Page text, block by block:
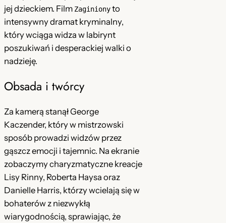
1
9
9
5
)
V
[
L
e
k
t
o
r
P
L
jej dzieckiem. Film Zaginionyto
intensywny dramat kryminalny,
który wciąga widza w labirynt
poszukiwań i desperackiej walki o
nadzieję.
Obsada i twórcy
Za kamerą stanął George
Kaczender, który w mistrzowski
sposób prowadzi widzów przez
gąszcz emocji i tajemnic. Na ekranie
zobaczymy charyzmatyczne kreacje
Lisy Rinny, Roberta Haysa oraz
Danielle Harris, którzy wcielają się w
bohaterów z niezwykłą
wiarygodnością, sprawiając, że